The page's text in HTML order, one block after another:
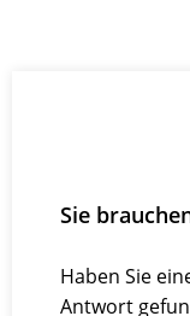
Sie
Haben Sie
Antwort